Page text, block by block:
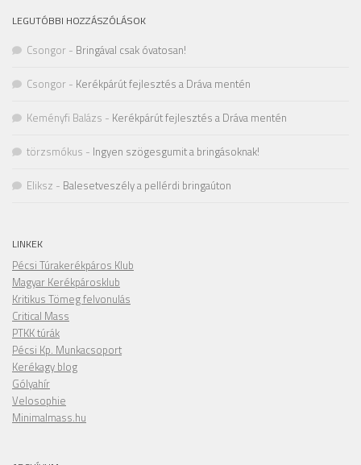
LEGUTÓBBI HOZZÁSZÓLÁSOK
Csongor - Bringával csak óvatosan!
Csongor - Kerékpárút fejlesztés a Dráva mentén
Keményfi Balázs - Kerékpárút fejlesztés a Dráva mentén
törzsmókus - Ingyen szögesgumit a bringásoknak!
Eliksz - Balesetveszély a pellérdi bringaúton
LINKEK
Pécsi Túrakerékpáros Klub
Magyar Kerékpárosklub
Kritikus Tömeg felvonulás
Critical Mass
PTKK túrák
Pécsi Kp. Munkacsoport
Kerékagy blog
Gólyahír
Velosophie
Minimalmass.hu